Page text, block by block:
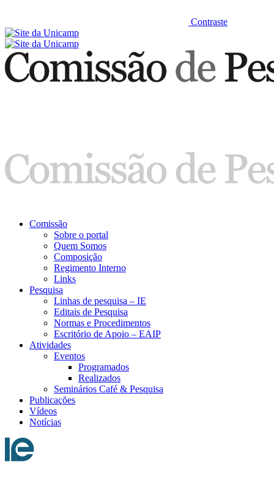
Contraste
Comissão
Sobre o portal
Quem Somos
Composição
Regimento Interno
Links
Pesquisa
Linhas de pesquisa – IE
Editais de Pesquisa
Normas e Procedimentos
Escritório de Apoio – EAIP
Atividades
Eventos
Programados
Realizados
Seminários Café & Pesquisa
Publicações
Vídeos
Notícias